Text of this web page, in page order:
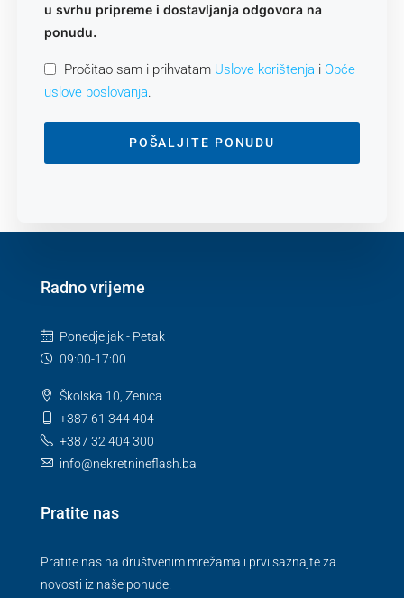
u svrhu pripreme i dostavljanja odgovora na
ponudu.
Pročitao sam i prihvatam Uslove korištenja i Opće
uslove poslovanja
POŠALJITE PONUDU
Radno vrijeme
Ponedjeljak - Petak
09:00-17:00
Školska 10, Zenica
+387 61 344 404
+387 32 404 300
info@nekretnineflash.ba
Pratite nas
Pratite nas na društvenim mrežama i prvi saznajte za
novosti iz naše ponude.